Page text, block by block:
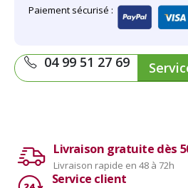
Paiement sécurisé :
04 99 51 27 69
Livraison gratuite dès
Livraison rapide en 48 à 72h
Service client